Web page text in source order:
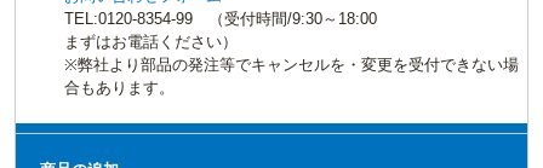
TEL:0120-8354-99 （受付時間/9:30～18:00
まずはお電話ください）
※弊社より部品の発注等でキャンセルを・変更を受付できない場
合もあります。